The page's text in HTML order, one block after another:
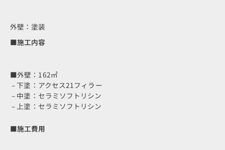
外壁：塗装
■施工内容
■外壁：162㎡
– 下塗：アクセス21フィラー
– 中塗：セラミソフトリシン
– 上塗：セラミソフトリシン
■施工費用